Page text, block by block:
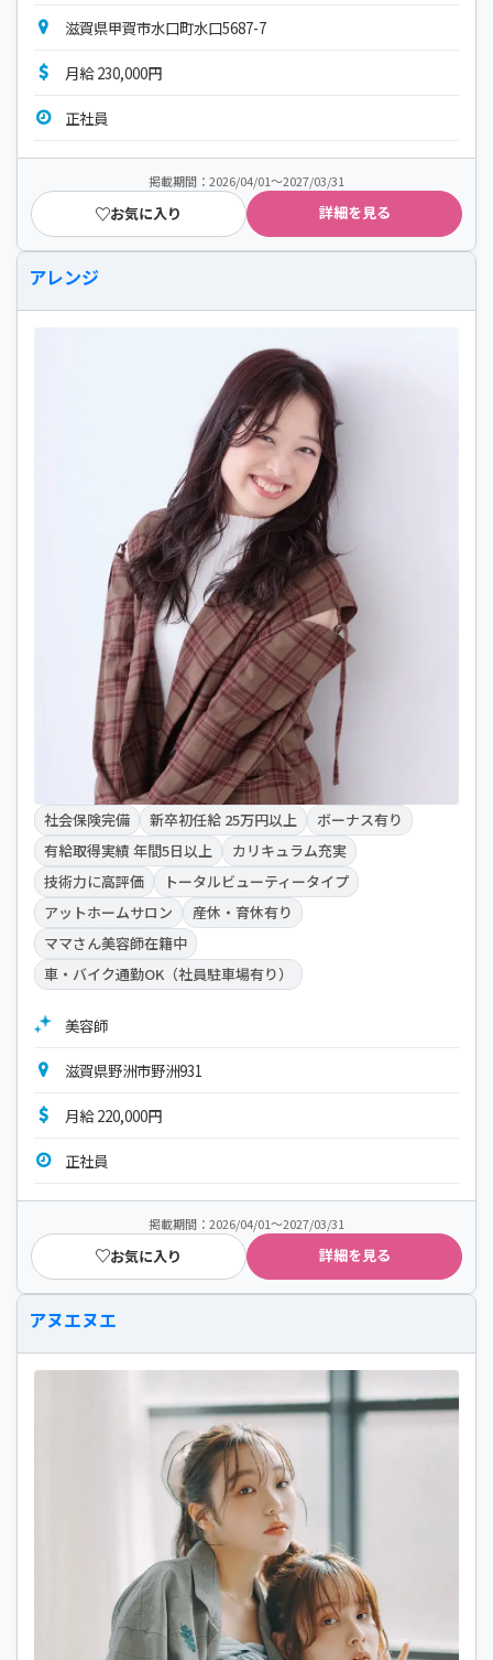
滋賀県甲賀市水口町水口5687-7
月給 230,000円
正社員
掲載期間：2026/04/01～2027/03/31
お気に入り 詳細を見る
アレンジ
社会保険完備 新卒初任給 25万円以上
ボーナス有り
有給取得実績 年間5日以上
カリキュラム充実
技術力に高評価
トータルビューティータイプ
アットホームサロン
産休・育休有り
ママさん美容師在籍中
車・バイク通勤OK（社員駐車場有り）
美容師
滋賀県野洲市野洲931
月給 220,000円
正社員
掲載期間：2026/04/01～2027/03/31
お気に入り 詳細を見る
アヌエヌエ